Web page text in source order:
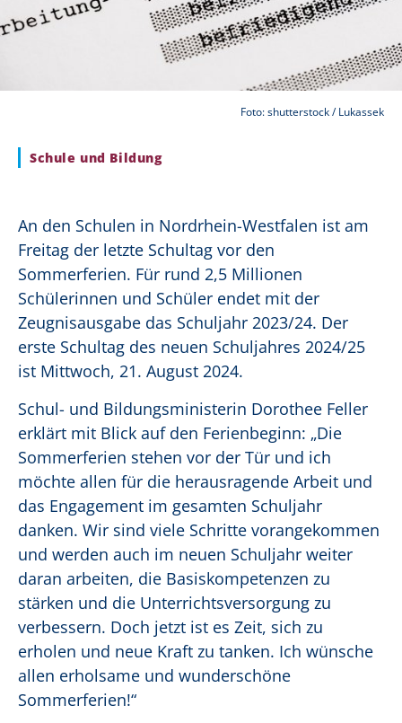
Foto: shutterstock / Lukassek
Schule und Bildung
An den Schulen in Nordrhein-Westfalen ist am
Freitag der letzte Schultag vor den
Sommerferien. Für rund 2,5 Millionen
Schülerinnen und Schüler endet mit der
Zeugnisausgabe das Schuljahr 2023/24. Der
erste Schultag des neuen Schuljahres 2024/25
ist Mittwoch, 21. August 2024.
Schul- und Bildungsministerin Dorothee Feller
erklärt mit Blick auf den Ferienbeginn: „Die
Sommerferien stehen vor der Tür und ich
möchte allen für die herausragende Arbeit und
das Engagement im gesamten Schuljahr
danken. Wir sind viele Schritte vorangekommen
und werden auch im neuen Schuljahr weiter
daran arbeiten, die Basiskompetenzen zu
stärken und die Unterrichtsversorgung zu
verbessern. Doch jetzt ist es Zeit, sich zu
erholen und neue Kraft zu tanken. Ich wünsche
allen erholsame und wunderschöne
Sommerferien!“